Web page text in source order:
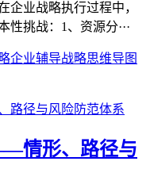
企业战略执行过程中，
挑战：1、资源分···
企业辅导战略思维导图
情形、路径与